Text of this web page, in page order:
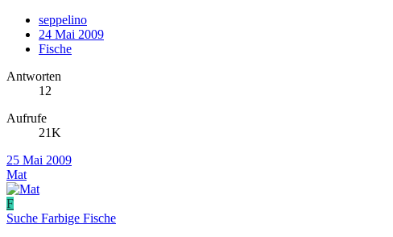
seppelino
24 Mai 2009
Fische
Antworten
12
Aufrufe
21K
25 Mai 2009
Mat
F
Suche Farbige Fische